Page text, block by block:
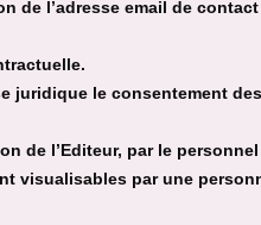
de l’adresse email de
juridique le consentement
l’Editeur, par le
visualisables par une